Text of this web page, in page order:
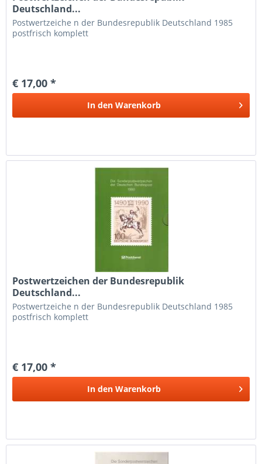
Deutschland...
Postwertzeiche n der Bundesrepublik Deutschland 1985
postfrisch komplett
€ 17,00 *
In den Warenkorb
Postwertzeichen der Bundesrepublik
Deutschland...
Postwertzeiche n der Bundesrepublik Deutschland 1985
postfrisch komplett
€ 17,00 *
In den Warenkorb